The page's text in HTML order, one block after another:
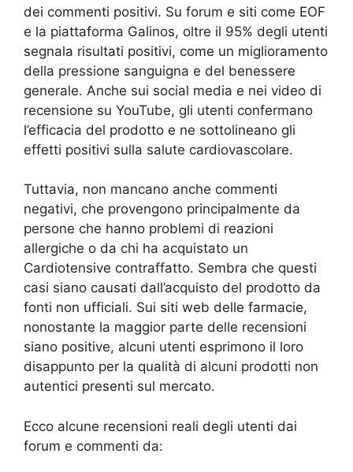
dei commenti positivi. Su forum e siti come EOF
e la piattaforma Galinos, oltre il 95% degli utenti
segnala risultati positivi, come un miglioramento
della pressione sanguigna e del benessere
generale. Anche sui social media e nei video di
recensione su YouTube, gli utenti confermano
l’efficacia del prodotto e ne sottolineano gli
effetti positivi sulla salute cardiovascolare.
Tuttavia, non mancano anche commenti
negativi, che provengono principalmente da
persone che hanno problemi di reazioni
allergiche o da chi ha acquistato un
Cardiotensive contraffatto. Sembra che questi
casi siano causati dall’acquisto del prodotto da
fonti non ufficiali. Sui siti web delle farmacie,
nonostante la maggior parte delle recensioni
siano positive, alcuni utenti esprimono il loro
disappunto per la qualità di alcuni prodotti non
autentici presenti sul mercato.
Ecco alcune recensioni reali degli utenti dai
forum e commenti da: